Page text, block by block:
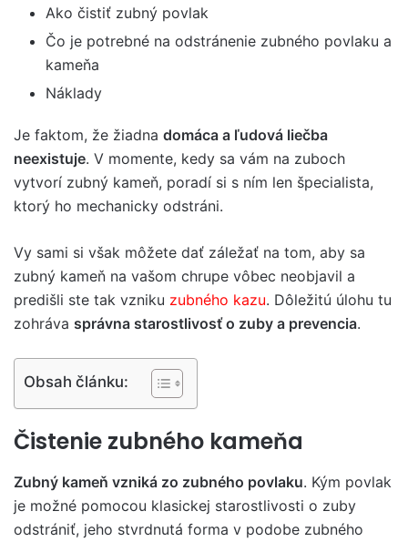
Ako čistiť zubný povlak
Čo je potrebné na odstránenie zubného povlaku a
kameňa
Náklady
Je faktom, že žiadna domáca a ľudová liečba
neexistuje. V momente, kedy sa vám na zuboch
vytvorí zubný kameň, poradí si s ním len špecialista,
ktorý ho mechanicky odstráni.
Vy sami si však môžete dať záležať na tom, aby sa
zubný kameň na vašom chrupe vôbec neobjavil a
predišli ste tak vzniku zubného kazu. Dôležitú úlohu tu
zohráva správna starostlivosť o zuby a prevencia.
Obsah článku:
Čistenie zubného kameňa
Zubný kameň vzniká zo zubného povlaku. Kým povlak
je možné pomocou klasickej starostlivosti o zuby
odstrániť, jeho stvrdnutá forma v podobe zubného